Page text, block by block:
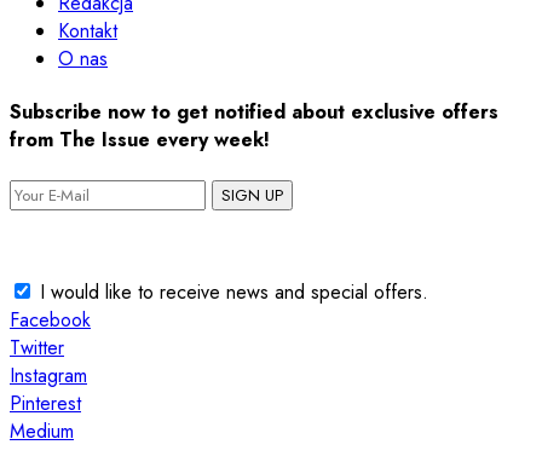
Kontakt
O nas
Subscribe now to get notified about exclusive offers
from The Issue every week!
SIGN UP
I would like to receive news and special offers.
Facebook
Twitter
Instagram
Pinterest
Medium